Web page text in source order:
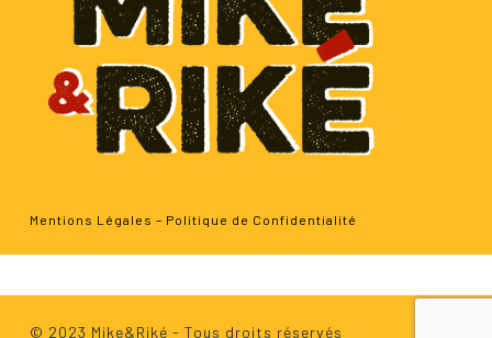
Sous-total : 0.00€
Mentions Légales – Politique de Confidentialité
© 2023 Mike&Riké - Tous droits réservés